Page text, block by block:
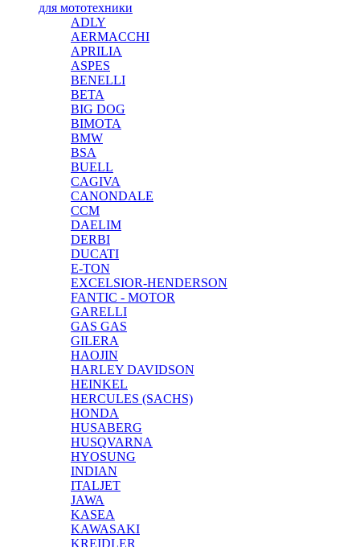
для мототехники
ADLY
AERMACCHI
APRILIA
ASPES
BENELLI
BETA
BIG DOG
BIMOTA
BMW
BSA
BUELL
CAGIVA
CANONDALE
CCM
DAELIM
DERBI
DUCATI
E-TON
EXCELSIOR-HENDERSON
FANTIC - MOTOR
GARELLI
GAS GAS
GILERA
HAOJIN
HARLEY DAVIDSON
HEINKEL
HERCULES (SACHS)
HONDA
HUSABERG
HUSQVARNA
HYOSUNG
INDIAN
ITALJET
JAWA
KASEA
KAWASAKI
KREIDLER